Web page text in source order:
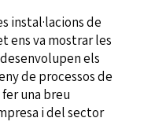
instal·lacions de
ens va mostrar les
els
de processos de
una breu
i del sector